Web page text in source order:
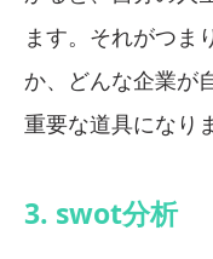
ます。それがつま
か、どんな企業が
重要な道具になり
3. swot分析